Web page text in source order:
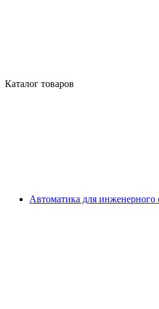
Каталог товаров
Автоматика для инженерного